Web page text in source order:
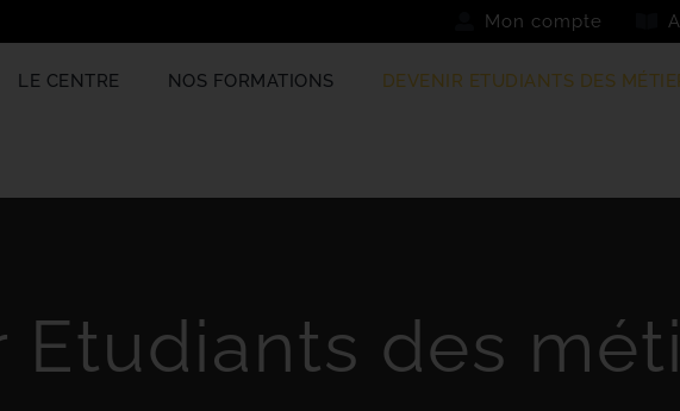
Mon compte
LE CENTRE NOS FORMATIONS DEVENIR ETUDIANTS DES
Etudiants des